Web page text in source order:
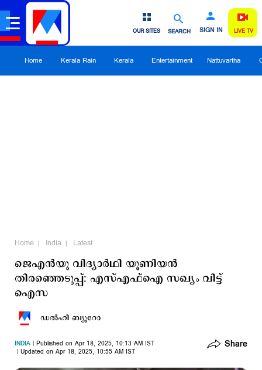
SEARCH SIGN IN
OUR SITES LIVE TV
Home Kerala Rain Kerala Entertainment Nattuvartha
Home India Latest
ജെഎന്‍യു വിദ്യാര്‍ഥി യൂണിയന്‍
തിരഞ്ഞെടുപ്പ്: എസ്എഫ്ഐ സഖ്യം വിട്ട്
ഐസ
ഡല്‍ഹി ബ്യൂറോ
INDIA
Published on Apr 18, 2025, 10:13 AM IST
Updated on Apr 18, 2025, 10:55 AM IST
Share